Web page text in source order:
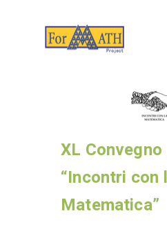
XL
“Incontri con
Matematica”